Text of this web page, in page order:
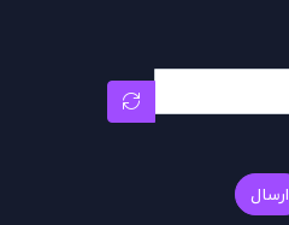
ارسال